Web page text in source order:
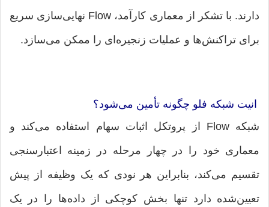
دارند. با تشکر از معماری کارآمد، Flow نهایی‌سازی سریع
برای تراکنش‌ها و عملیات زنجیره‌ای را ممکن می‌سازد.
انیت شبکه فلو چگونه تأمین می‌شود؟
شبکه Flow از پروتکل اثبات سهام استفاده می‌کند و
معماری خود را در چهار مرحله در زمینه اعتبارسنجی
تقسیم می‌کند، بنابراین هر نودی که یک وظیفه از پیش
تعیین‌شده دارد تنها بخش کوچکی از داده‌ها را در یک